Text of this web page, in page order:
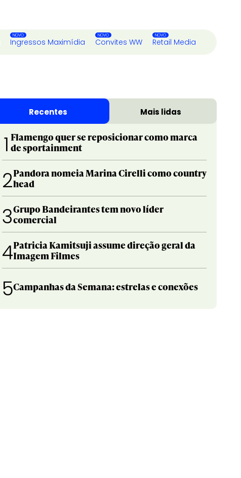
Ingressos Maximídia Convites WW Retail Media
Recentes Mais lidas
1 Flamengo quer se reposicionar como marca
de sportainment
2Pandora nomeia Marina Cirelli como country
head
3Grupo Bandeirantes tem novo líder
comercial
4Patricia Kamitsuji assume direção geral da
Imagem Filmes
5Campanhas da Semana: estrelas e conexões